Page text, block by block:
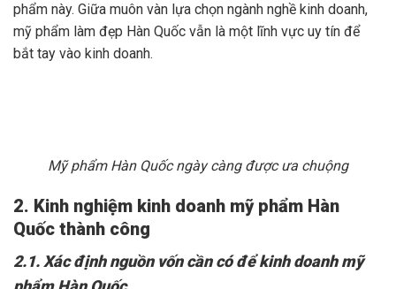
phẩm này. Giữa muôn vàn lựa chọn ngành nghề kinh doanh,
mỹ phẩm làm đẹp Hàn Quốc vẫn là một lĩnh vực uy tín để
bắt tay vào kinh doanh.
Mỹ phẩm Hàn Quốc ngày càng được ưa chuộng
2. Kinh nghiệm kinh doanh mỹ phẩm Hàn
Quốc thành công
2.1. Xác định nguồn vốn cần có để kinh doanh mỹ